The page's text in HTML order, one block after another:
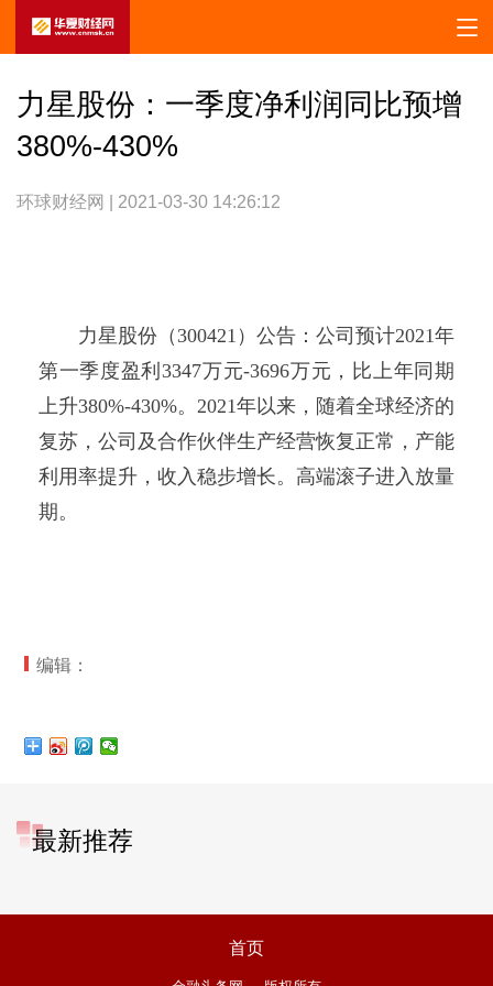
力星股份：一季度净利润同比预增
380%-430%
环球财经网 | 2021-03-30 14:26:12
力星股份（300421）公告：公司预计2021年
第一季度盈利3347万元-3696万元，比上年同期
上升380%-430%。2021年以来，随着全球经济的
复苏，公司及合作伙伴生产经营恢复正常，产能
利用率提升，收入稳步增长。高端滚子进入放量
期。
编辑：
最新推荐
首页